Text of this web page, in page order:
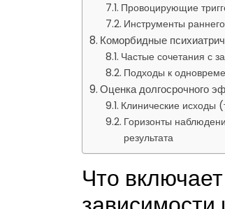
Провоцирующие
Инструменты
Коморбидные
Частые сочетания с
Подходы к
Оценка долгосрочного
Клинические исходы
Горизонты
результата
Что